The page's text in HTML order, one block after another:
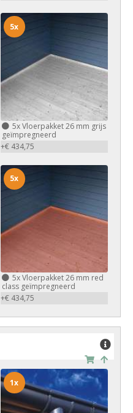
5xVloerpakket 26 mm grijs
geïmpregneerd
+€ 434,75
5x
5xVloerpakket 26 mm red
class geïmpregneerd
+€ 434,75
5x
1x